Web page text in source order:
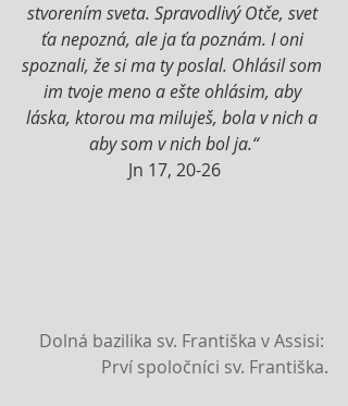
stvorením sveta. Spravodlivý Otče, svet
ťa nepozná, ale ja ťa poznám. I oni
spoznali, že si ma ty poslal. Ohlásil som
im tvoje meno a ešte ohlásim, aby
láska, ktorou ma miluješ, bola v nich a
aby som v nich bol ja.“
Jn 17, 20-26
Prví spoločníci sv. Františka.